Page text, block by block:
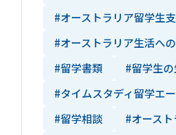
#オーストラリア留学生
#オーストラリア生活へ
#留学書類
#留学生
#タイムスタディ留学エ
#留学相談
#オース